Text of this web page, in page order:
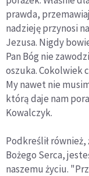
prawda,
nadzieję przynosi
Jezusa. Nigdy
Pan Bóg nie
oszuka. Cokolwiek
My nawet nie
którą daje nam
Kowalczyk.
Podkreślił
Bożego Serca,
naszemu życiu.